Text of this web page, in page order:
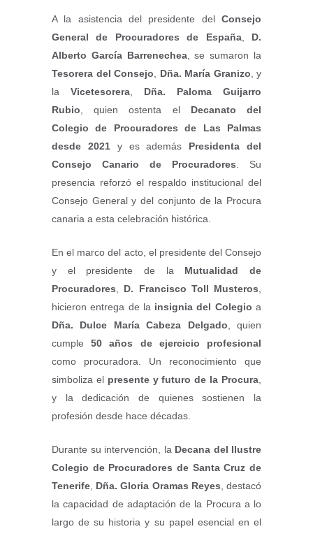
A la asistencia del presidente del Consejo
General de Procuradores de España, D.
Alberto García Barrenechea, se sumaron la
Tesorera del Consejo
Dña. María Granizo , y
la Vicetesorera
Dña. Paloma Guijarro
Rubio , quien ostenta el Decanato del
Colegio de Procuradores de Las Palmas
desde 2021y es además Presidenta del
Consejo Canario de Procuradores . Su
presencia reforzó el respaldo institucional del
Consejo General y del conjunto de la Procura
canaria a esta celebración histórica.
En el marco del acto, el presidente del Consejo
y el presidente de la Mutualidad de
Procuradores
D. Francisco Toll Musteros
hicieron entrega de la insignia del Colegio a
Dña. Dulce María Cabeza Delgado , quien
cumple50 años de ejercicio profesional
como procuradora. Un reconocimiento que
simboliza el presente y futuro de la Procura
y la dedicación de quienes sostienen la
profesión desde hace décadas.
Durante su intervención, la Decana del Ilustre
Colegio de Procuradores de Santa Cruz de
Tenerife Dña. Gloria Oramas Reyes , destacó
la capacidad de adaptación de la Procura a lo
largo de su historia y su papel esencial en el